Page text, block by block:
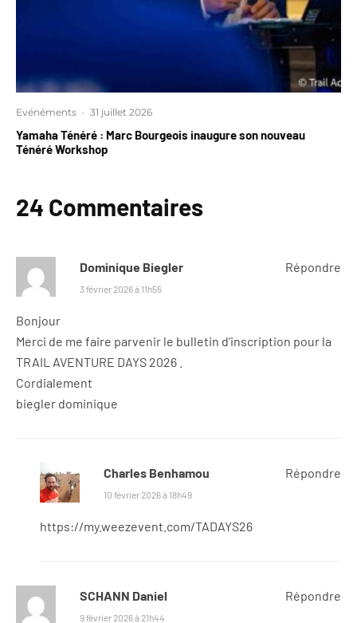
Evénéments · 31 juillet 2026
Yamaha Ténéré : Marc Bourgeois inaugure son nouveau
Ténéré Workshop
24 Commentaires
Dominique Biegler
3 février 2026 à 11h55
Bonjour
Merci de me faire parvenir le bulletin d’inscription pour la
TRAIL AVENTURE DAYS 2026 .
Cordialement
biegler dominique
Répondre
Charles Benhamou
10 février 2026 à 18h49
https://my.weezevent.com/TADAYS26
Répondre
SCHANN Daniel
9 février 2026 à 21h44
Répondre